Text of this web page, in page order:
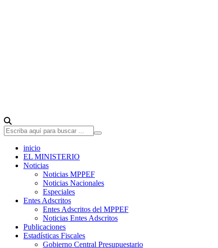
inicio
EL MINISTERIO
Noticias
Noticias MPPEF
Noticias Nacionales
Especiales
Entes Adscritos
Entes Adscritos del MPPEF
Noticias Entes Adscritos
Publicaciones
Estadísticas Fiscales
Gobierno Central Presupuestario